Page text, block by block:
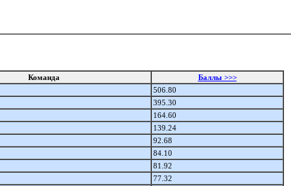
Команда
Баллы >>>
506.80
395.30
164.60
139.24
92.68
84.10
81.92
77.32